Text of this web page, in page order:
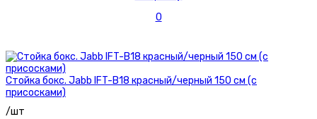
0
Стойка бокс. Jabb IFT-B18 красный/черный 150 см (с
присосками)
/шт